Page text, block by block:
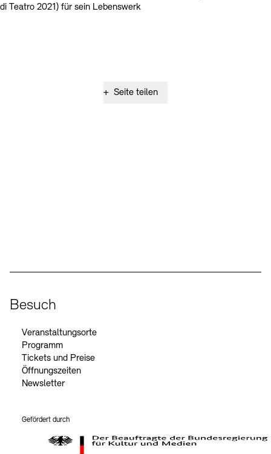
di Teatro 2021) für sein Lebenswerk
+ Seite teilen
Besuch
Veranstaltungsorte
Programm
Tickets und Preise
Öffnungszeiten
Newsletter
Gefördert durch